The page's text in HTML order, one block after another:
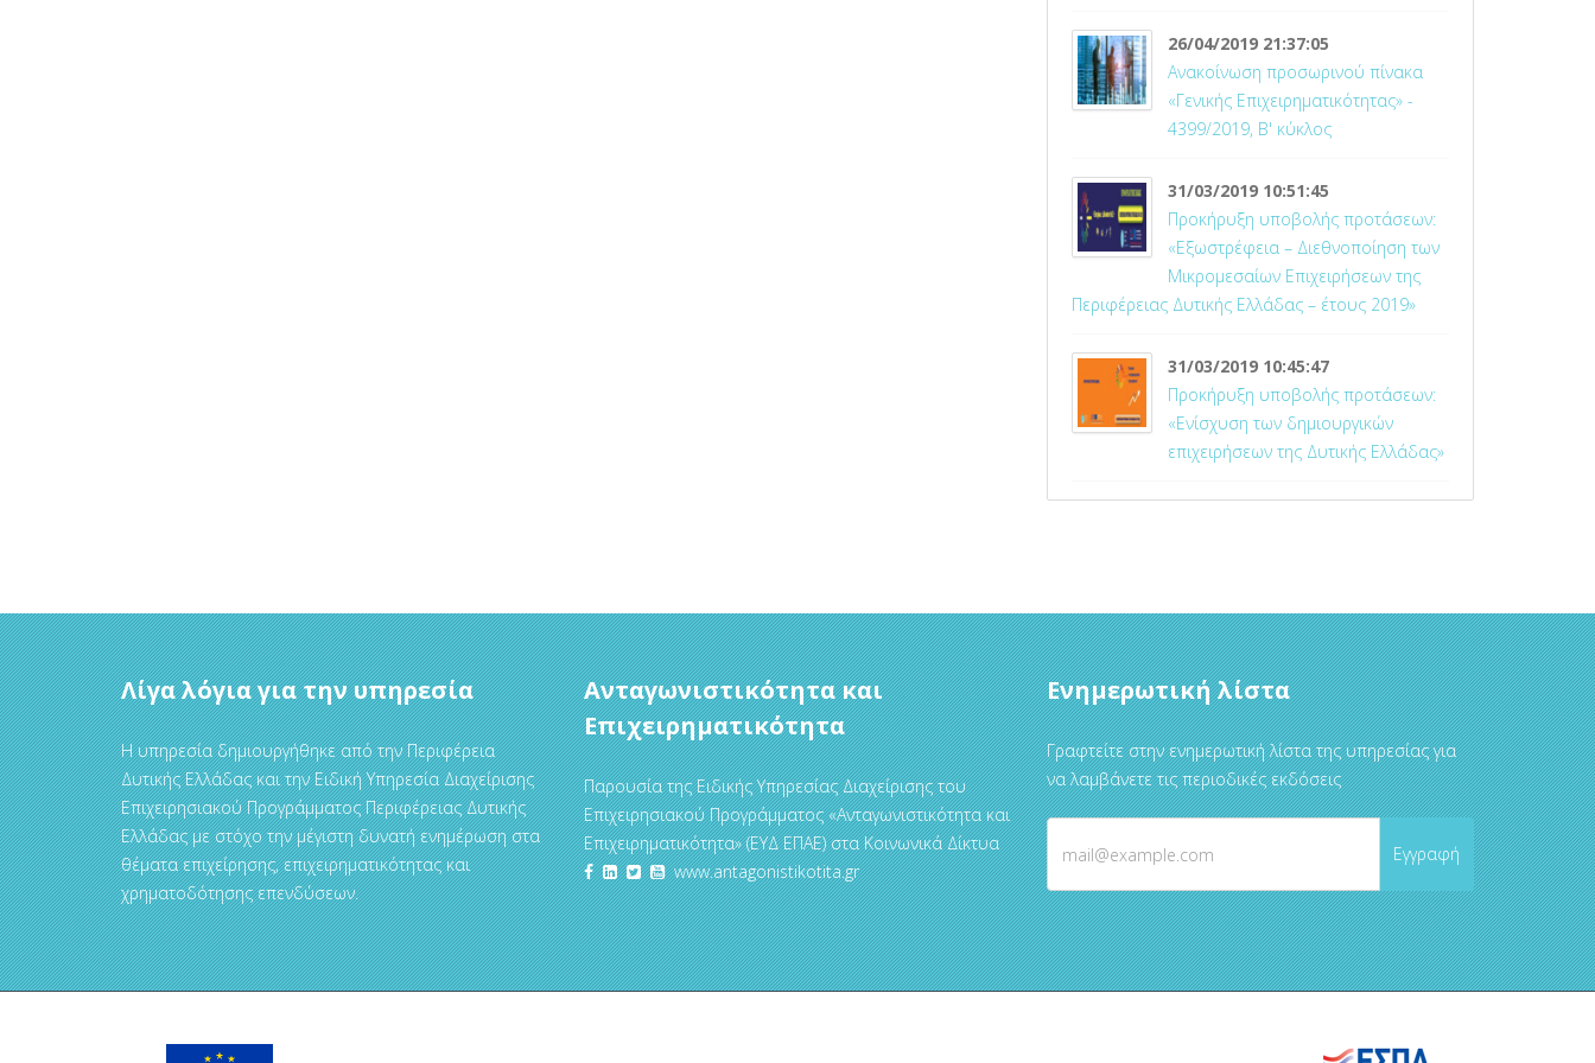
26/04/2019 21:37:05
Ανακοίνωση προσωρινού πίνακα
«Γενικής Επιχειρηματικότητας» -
4399/2019, Β' κύκλος
31/03/2019 10:51:45
Προκήρυξη υποβολής προτάσεων:
«Εξωστρέφεια – Διεθνοποίηση των
Μικρομεσαίων Επιχειρήσεων της
Περιφέρειας Δυτικής Ελλάδας – έτους 2019»
31/03/2019 10:45:47
Προκήρυξη υποβολής προτάσεων:
«Ενίσχυση των δημιουργικών
επιχειρήσεων της Δυτικής Ελλάδας»
Λίγα λόγια για την υπηρεσία
Η υπηρεσία δημιουργήθηκε από την Περιφέρεια
Δυτικής Ελλάδας και την Ειδική Υπηρεσία Διαχείρισης
Επιχειρησιακού Προγράμματος Περιφέρειας Δυτικής
Ελλάδας με στόχο την μέγιστη δυνατή ενημέρωση στα
θέματα επιχείρησης, επιχειρηματικότητας και
χρηματοδότησης επενδύσεων.
Ανταγωνιστικότητα και
Επιχειρηματικότητα
Παρουσία της Ειδικής Υπηρεσίας Διαχείρισης του
Επιχειρησιακού Προγράμματος «Ανταγωνιστικότητα και
Επιχειρηματικότητα» (ΕΥΔ ΕΠΑΕ) στα Κοινωνικά Δίκτυα
www.antagonistikotita.gr
Ενημερωτική λίστα
Γραφτείτε στην ενημερωτική λίστα της υπηρεσίας για
να λαμβάνετε τις περιοδικές εκδόσεις